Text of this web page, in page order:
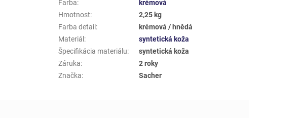
Farba:
krémová
Hmotnost:
2,25 kg
Farba detail :
krémová / hnědá
Materiál :
syntetická koža
Špecifikácia materiálu:
syntetická koža
Záruka:
2 roky
Značka: Sacher